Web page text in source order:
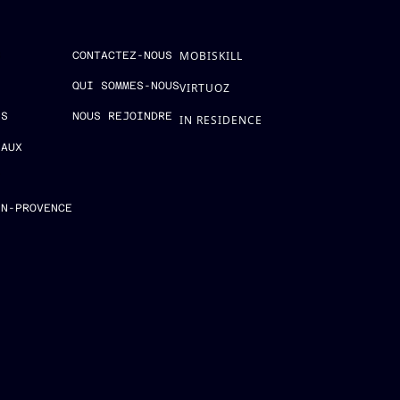
PROVENCE
CONTACTEZ-NOUS
QUI SOMMES-NOUS
NOUS REJOINDRE
MOBISKILL
VIRTUOZ
IN RESIDENCE